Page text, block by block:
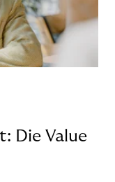
Die Value